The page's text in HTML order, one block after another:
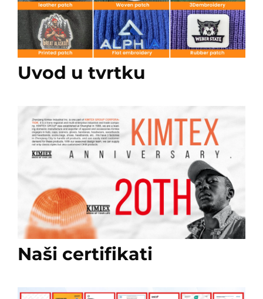
Uvod u tvrtku
Naši certifikati